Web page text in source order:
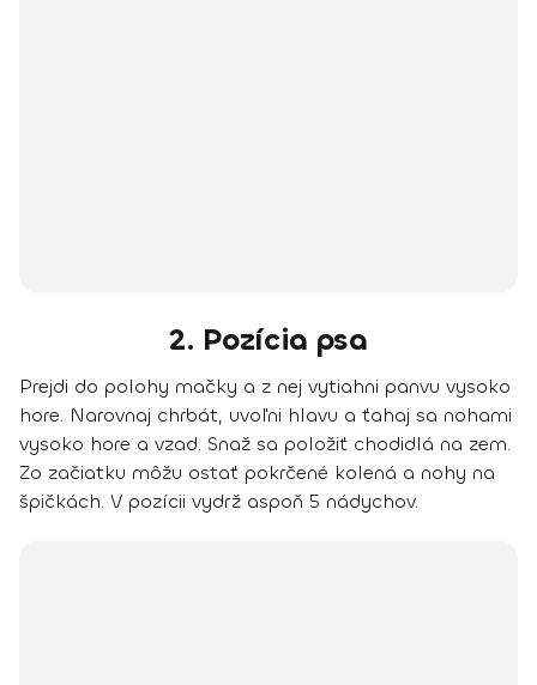
2. Pozícia psa
Prejdi do polohy mačky a z nej vytiahni panvu vysoko
hore. Narovnaj chrbát, uvoľni hlavu a ťahaj sa nohami
vysoko hore a vzad. Snaž sa položiť chodidlá na zem.
Zo začiatku môžu ostať pokrčené kolená a nohy na
špičkách. V pozícii vydrž aspoň 5 nádychov.